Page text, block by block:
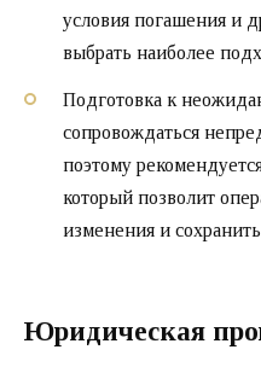
условия погашения и
выбрать наиболее
Подготовка к
сопровождаться
поэтому
который позволит
изменения и
Юридическая